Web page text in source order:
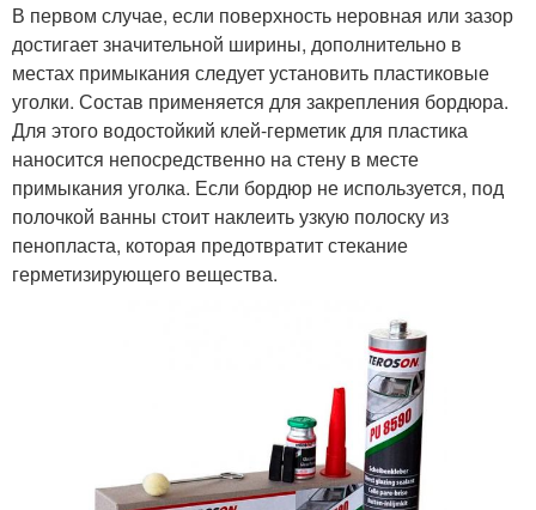
В первом случае, если поверхность неровная или зазор
достигает значительной ширины, дополнительно в
местах примыкания следует установить пластиковые
уголки. Состав применяется для закрепления бордюра.
Для этого водостойкий клей-герметик для пластика
наносится непосредственно на стену в месте
примыкания уголка. Если бордюр не используется, под
полочкой ванны стоит наклеить узкую полоску из
пенопласта, которая предотвратит стекание
герметизирующего вещества.